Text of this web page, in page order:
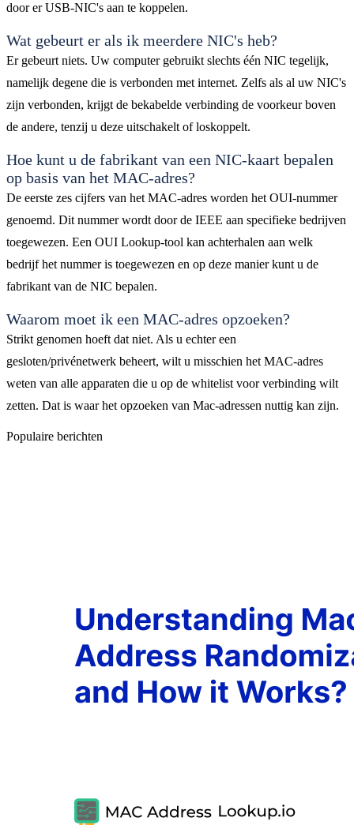
door er USB-NIC's aan te koppelen.
Wat gebeurt er als ik meerdere NIC's heb?
Er gebeurt niets. Uw computer gebruikt slechts één NIC tegelijk,
namelijk degene die is verbonden met internet. Zelfs als al uw NIC's
zijn verbonden, krijgt de bekabelde verbinding de voorkeur boven
de andere, tenzij u deze uitschakelt of loskoppelt.
Hoe kunt u de fabrikant van een NIC-kaart bepalen
op basis van het MAC-adres?
De eerste zes cijfers van het MAC-adres worden het OUI-nummer
genoemd. Dit nummer wordt door de IEEE aan specifieke bedrijven
toegewezen. Een OUI Lookup-tool kan achterhalen aan welk
bedrijf het nummer is toegewezen en op deze manier kunt u de
fabrikant van de NIC bepalen.
Waarom moet ik een MAC-adres opzoeken?
Strikt genomen hoeft dat niet. Als u echter een
gesloten/privénetwerk beheert, wilt u misschien het MAC-adres
weten van alle apparaten die u op de whitelist voor verbinding wilt
zetten. Dat is waar het opzoeken van Mac-adressen nuttig kan zijn.
Populaire berichten